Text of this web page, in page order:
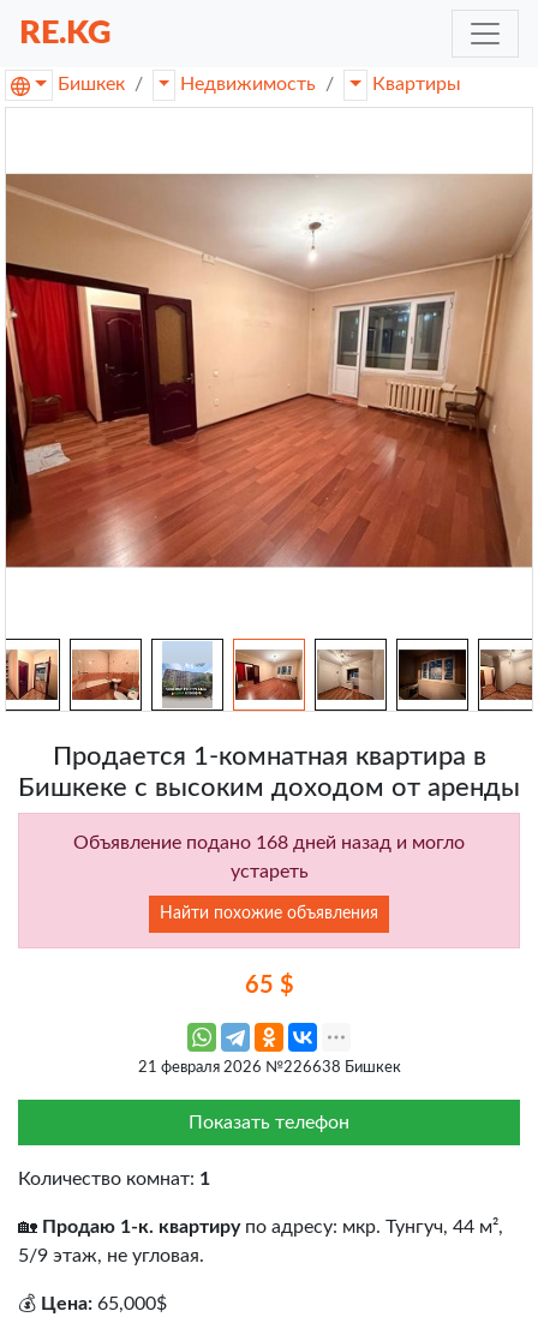
RE.KG
Бишкек Недвижимость Квартиры
Продается 1-комнатная квартира в
Бишкеке с высоким доходом от аренды
Объявление подано 168 дней назад и могло
устареть
Найти похожие объявления
65 $
21 февраля 2026 №226638 Бишкек
Показать телефон
Количество комнат: 1
🏡 Продаю 1-к. квартирупо адресу: мкр. Тунгуч, 44 м²,
5/9 этаж, не угловая.
💰 Цена: 65,000$